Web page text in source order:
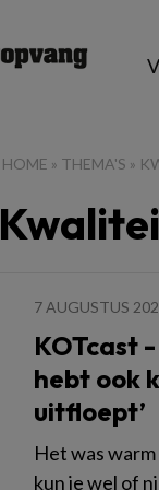
HOME » THEMA'S »
7 AUGUSTUS
KOTcast
hebt ook
uitfloept’
Het was
kun je wel of